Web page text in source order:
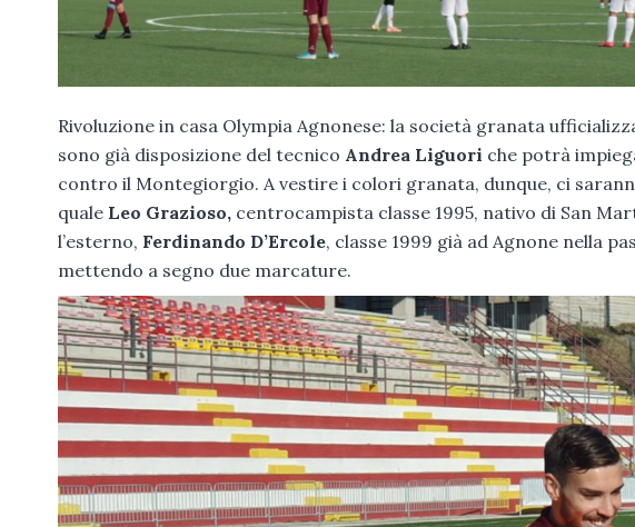
Rivoluzione in casa Olympia Agnonese: la società granata
sono già disposizione del tecnico Andrea Liguori che potrà
contro il Montegiorgio. A vestire i colori granata, dunque, ci
quale Leo Grazioso, centrocampista classe 1995, nativo di San
l’esterno, Ferdinando D’Ercole, classe 1999 già ad Agnone nella
mettendo a segno due marcature.